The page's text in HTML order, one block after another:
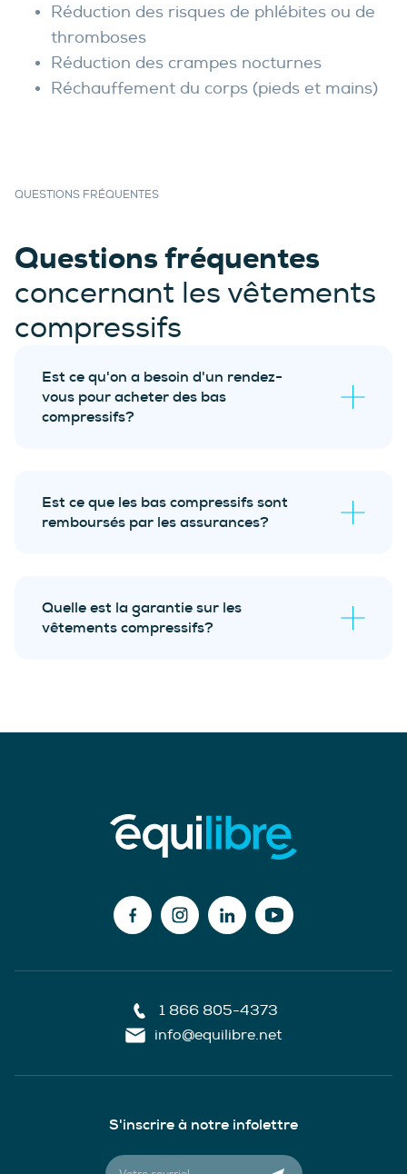
Réduction des risques de phlébites ou de
thromboses
Réduction des crampes nocturnes
Réchauffement du corps (pieds et mains)
QUESTIONS FRÉQUENTES
Questions fréquentes
concernant les vêtements
compressifs
Est ce qu'on a besoin d'un rendez-
vous pour acheter des bas
compressifs?
Est ce que les bas compressifs sont
remboursés par les assurances?
Quelle est la garantie sur les
vêtements compressifs?
1 866 805-4373
info@equilibre.net
S'inscrire à notre infolettre